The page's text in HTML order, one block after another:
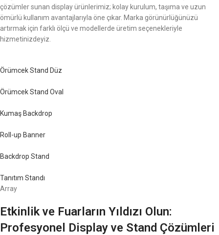
çözümler sunan display ürünlerimiz; kolay kurulum, taşıma ve uzun
ömürlü kullanım avantajlarıyla öne çıkar. Marka görünürlüğünüzü
artırmak için farklı ölçü ve modellerde üretim seçenekleriyle
hizmetinizdeyiz.
Örümcek Stand Düz
Örümcek Stand Oval
Kumaş Backdrop
Roll-up Banner
Backdrop Stand
Tanıtım Standı
Array
Etkinlik ve Fuarların Yıldızı Olun:
Profesyonel Display ve Stand Çözümleri